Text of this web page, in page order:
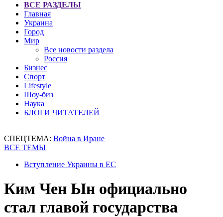
ВСЕ РАЗДЕЛЫ
Главная
Украина
Город
Мир
Все новости раздела
Россия
Бизнес
Спорт
Lifestyle
Шоу-биз
Наука
БЛОГИ ЧИТАТЕЛЕЙ
СПЕЦТЕМА: Война в Иране
ВСЕ ТЕМЫ
Вступление Украины в ЕС
Ким Чен Ын официально
стал главой государства